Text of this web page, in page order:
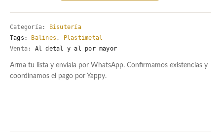
Categoría: Bisutería
Tags: Balines , Plastimetal
Venta:
Al detal y al por mayor
Arma tu lista y envíala por WhatsApp. Confirmamos existencias y
coordinamos el pago por Yappy.